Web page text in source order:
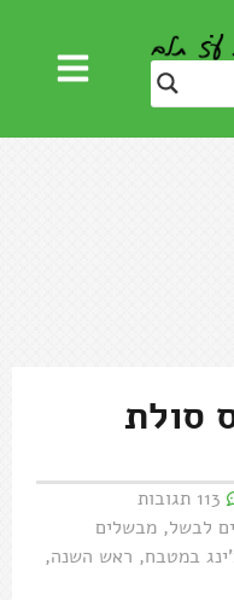
סולת
113 תגובות
לבשל, מבשלים
במטבח, ראש השנה,